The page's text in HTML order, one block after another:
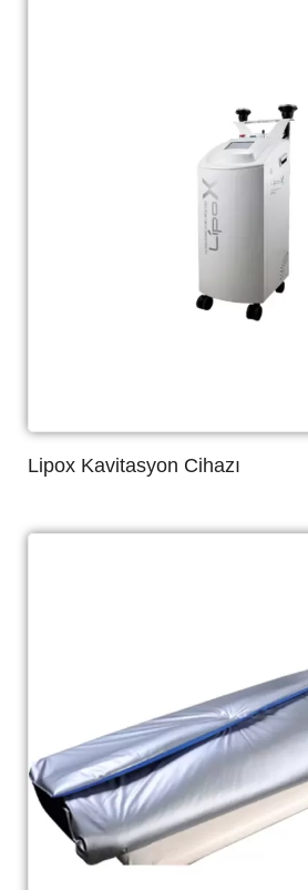
Lipox Kavitasyon Cihazı